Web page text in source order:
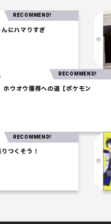
マりすぎ
パ】ホウオウ獲得への道【ポケモン
RECOMMEND!
そう！